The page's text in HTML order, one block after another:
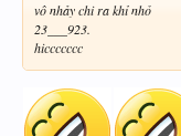
vô nhảy chi ra khỉ nhỏ
23___923.
hiccccccc